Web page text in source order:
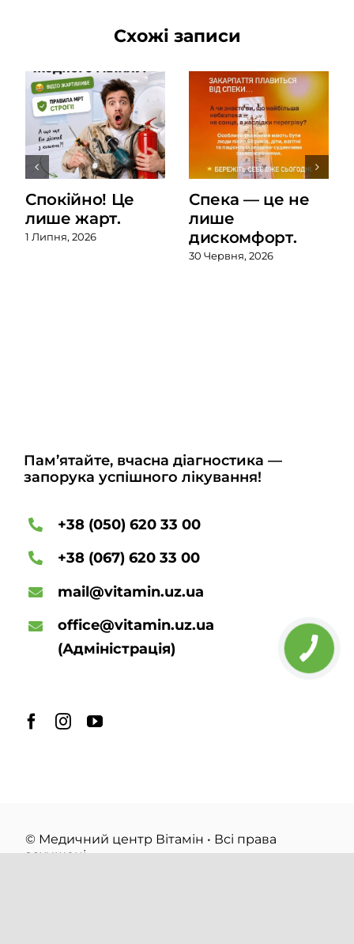
Схожі записи
Спокійно! Це
лише жарт.
1 Липня, 2026
Спека — це не
лише
дискомфорт.
30 Червня, 2026
Пам’ятайте, вчасна діагностика —
запорука успішного лікування!
+38 (050) 620 33 00
+38 (067) 620 33 00
mail@vitamin.uz.ua
office@vitamin.uz.ua
(Адміністрація)
© Медичний центр Вітамін • Всі права
захищені